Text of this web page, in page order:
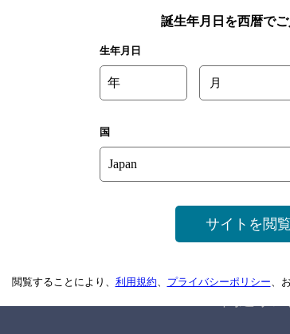
時間などの掲載情報については、
誕生年月日を西暦でご
生年月日
年 月
国
サイトを閲
閲覧することにより、 利用規約、 プライバシーポリシー、